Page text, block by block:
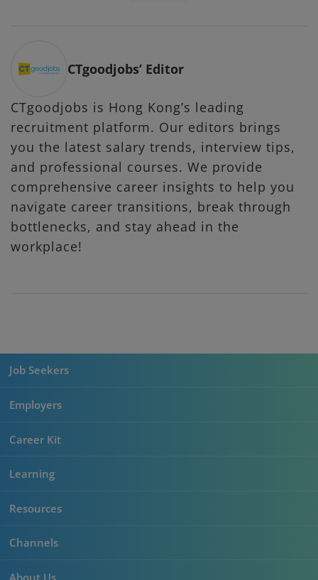
CTgoodjobs’ Editor
CTgoodjobs is Hong Kong’s leading
recruitment platform. Our editors brings
you the latest salary trends, interview tips,
and professional courses. We provide
comprehensive career insights to help you
navigate career transitions, break through
bottlenecks, and stay ahead in the
workplace!
Job Seekers
Employers
Career Kit
Learning
Resources
Channels